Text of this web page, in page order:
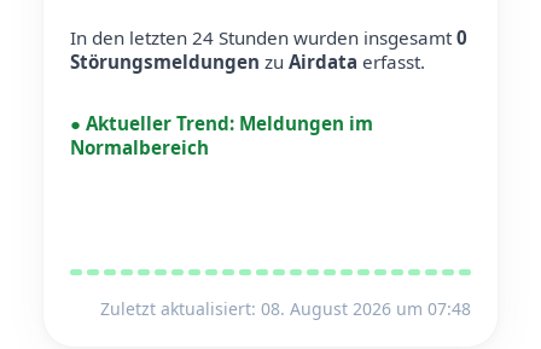
In den letzten 24 Stunden wurden insgesamt0
Störungsmeldungen zu Airdata erfasst.
● Aktueller Trend: Meldungen im
Normalbereich
Zuletzt aktualisiert: 08. August 2026 um 07:48